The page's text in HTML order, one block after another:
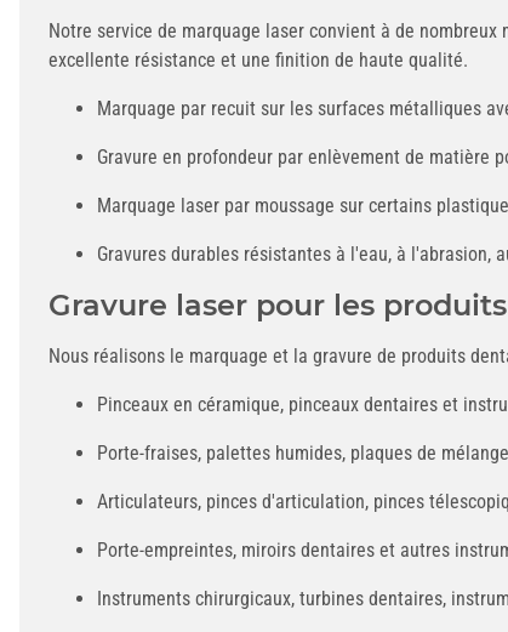
Notre service de marquage laser convient à de
excellente résistance et une finition de haute qualité.
Marquage par recuit sur les surfaces métalliques
Gravure en profondeur par enlèvement de matière
Marquage laser par moussage sur certains
Gravures durables résistantes à l'eau, à
Gravure laser pour les
Nous réalisons le marquage et la gravure de produits
Pinceaux en céramique, pinceaux dentaires et
Porte-fraises, palettes humides, plaques de
Articulateurs, pinces d'articulation, pinces
Porte-empreintes, miroirs dentaires et autres
Instruments chirurgicaux, turbines dentaires,